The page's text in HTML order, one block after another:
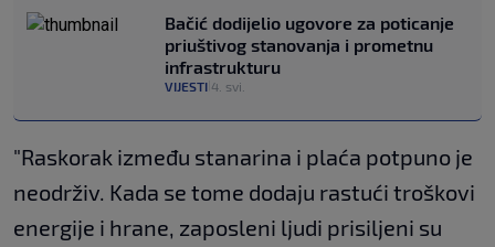
Bačić dodijelio ugovore za poticanje
priuštivog stanovanja i prometnu
infrastrukturu
VIJESTI 4. svi.
"Raskorak između stanarina i plaća potpuno je
neodrživ. Kada se tome dodaju rastući troškovi
energije i hrane, zaposleni ljudi prisiljeni su